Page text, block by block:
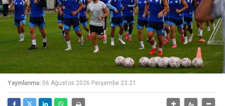
Yayınlanma: 06 Ağustos 2026 Perşembe 23:21